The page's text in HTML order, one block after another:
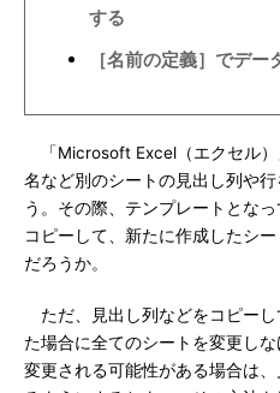
する
［名前の定義］でデ
「Microsoft Excel（エクセル
名など別のシートの見出し列や
う。その際、テンプレートとな
コピーして、新たに作成したシ
だろうか。
ただ、見出し列などをコピー
た場合に全てのシートを変更し
変更される可能性がある場合は